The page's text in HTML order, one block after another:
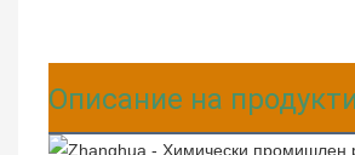
Описание на